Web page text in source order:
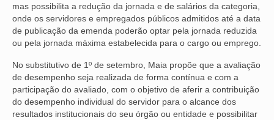
NOTÍCIAS
BOLETIM
CONVÊNIOS
SINDICALIZE-SE
mas possibilita a redução da jornada e de salários da categoria,
onde os servidores e empregados públicos admitidos até a data
de publicação da emenda poderão optar pela jornada reduzida
ou pela jornada máxima estabelecida para o cargo ou emprego.
No substitutivo de 1º de setembro, Maia propõe que a avaliação
de desempenho seja realizada de forma contínua e com a
participação do avaliado, com o objetivo de aferir a contribuição
do desempenho individual do servidor para o alcance dos
resultados institucionais do seu órgão ou entidade e possibilitar